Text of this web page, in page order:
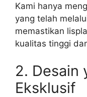
Kami hanya
yang telah
memastikan
kualitas tinggi
2. Desain
Eksklusif